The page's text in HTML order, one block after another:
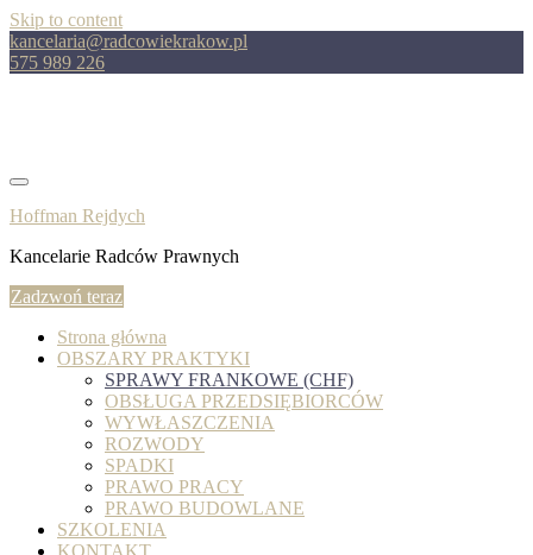
Skip to content
kancelaria@radcowiekrakow.pl
575 989 226
Hoffman Rejdych
Kancelarie Radców Prawnych
Zadzwoń teraz
Strona główna
OBSZARY PRAKTYKI
SPRAWY FRANKOWE (CHF)
OBSŁUGA PRZEDSIĘBIORCÓW
WYWŁASZCZENIA
ROZWODY
SPADKI
PRAWO PRACY
PRAWO BUDOWLANE
SZKOLENIA
KONTAKT